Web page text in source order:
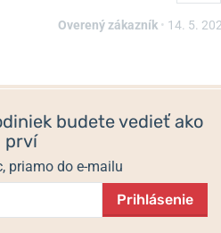
Overený zákazník • 14. 5.
budete vedieť ako
prví
priamo do e-mailu
Prihlásenie